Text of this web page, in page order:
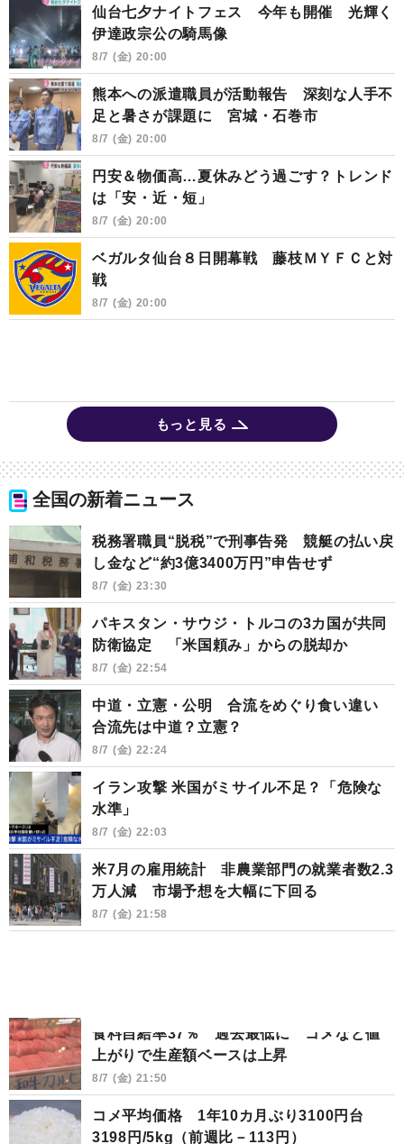
仙台七夕ナイトフェス 今年も開催 光輝く
伊達政宗公の騎馬像
8/7 (金) 20:00
熊本への派遣職員が活動報告 深刻な人手不
足と暑さが課題に 宮城・石巻市
8/7 (金) 20:00
円安＆物価高…夏休みどう過ごす？トレンド
は「安・近・短」
8/7 (金) 20:00
ベガルタ仙台８日開幕戦 藤枝ＭＹＦＣと対
戦
8/7 (金) 20:00
もっと見る
全国の新着ニュース
税務署職員“脱税”で刑事告発 競艇の払い戻
し金など“約3億3400万円”申告せず
8/7 (金) 23:30
パキスタン・サウジ・トルコの3カ国が共同
防衛協定 「米国頼み」からの脱却か
8/7 (金) 22:54
中道・立憲・公明 合流をめぐり食い違い
合流先は中道？立憲？
8/7 (金) 22:24
イラン攻撃 米国がミサイル不足？「危険な
水準」
8/7 (金) 22:03
米7月の雇用統計 非農業部門の就業者数2.3
万人減 市場予想を大幅に下回る
8/7 (金) 21:58
食料自給率37％ 過去最低に コメなど値
上がりで生産額ベースは上昇
8/7 (金) 21:50
コメ平均価格 1年10カ月ぶり3100円台
3198円/5kg（前週比－113円）